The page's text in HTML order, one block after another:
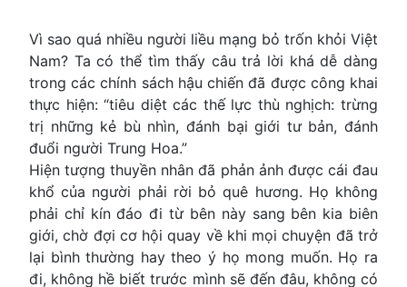
Vì sao quá nhiều người liều mạng bỏ trốn khỏi Việt
Nam? Ta có thể tìm thấy câu trả lời khá dễ dàng
trong các chính sách hậu chiến đã được công khai
thực hiện: “tiêu diệt các thế lực thù nghịch: trừng
trị những kẻ bù nhìn, đánh bại giới tư bản, đánh
đuổi người Trung Hoa.”
Hiện tượng thuyền nhân đã phản ảnh được cái đau
khổ của người phải rời bỏ quê hương. Họ không
phải chỉ kín đáo đi từ bên này sang bên kia biên
giới, chờ đợi cơ hội quay về khi mọi chuyện đã trở
lại bình thường hay theo ý họ mong muốn. Họ ra
đi, không hề biết trước mình sẽ đến đâu, không có